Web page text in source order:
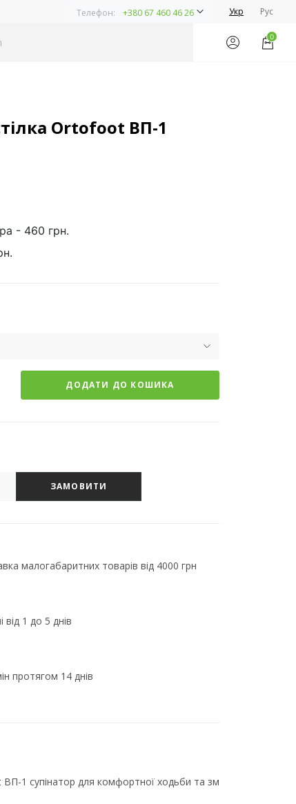
Телефон: +380 67 460 46 26 Укр Рус
0
Ortofoot ВП-1
- 460 грн.
ДОДАТИ ДО КОШИКА
ЗАМОВИТИ
малогабаритних товарів від 4000 грн
від 1 до 5 днів
протягом 14 днів
1 супінатор для комфортної ходьби та зм